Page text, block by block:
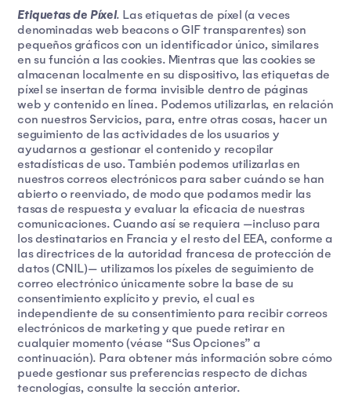
Etiquetas de Píxel. Las etiquetas de píxel (a veces
denominadas web beacons o GIF transparentes) son
pequeños gráficos con un identificador único, similares
en su función a las cookies. Mientras que las cookies se
almacenan localmente en su dispositivo, las etiquetas de
píxel se insertan de forma invisible dentro de páginas
web y contenido en línea. Podemos utilizarlas, en relación
con nuestros Servicios, para, entre otras cosas, hacer un
seguimiento de las actividades de los usuarios y
ayudarnos a gestionar el contenido y recopilar
estadísticas de uso. También podemos utilizarlas en
nuestros correos electrónicos para saber cuándo se han
abierto o reenviado, de modo que podamos medir las
tasas de respuesta y evaluar la eficacia de nuestras
comunicaciones. Cuando así se requiera —incluso para
los destinatarios en Francia y el resto del EEA, conforme a
las directrices de la autoridad francesa de protección de
datos (CNIL)— utilizamos los píxeles de seguimiento de
correo electrónico únicamente sobre la base de su
consentimiento explícito y previo, el cual es
independiente de su consentimiento para recibir correos
electrónicos de marketing y que puede retirar en
cualquier momento (véase “Sus Opciones” a
continuación). Para obtener más información sobre cómo
puede gestionar sus preferencias respecto de dichas
tecnologías, consulte la sección anterior.